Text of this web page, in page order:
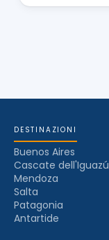
DESTINAZIONI
Buenos Aires
Cascate dell'Iguazú
Mendoza
Salta
Patagonia
Antartide